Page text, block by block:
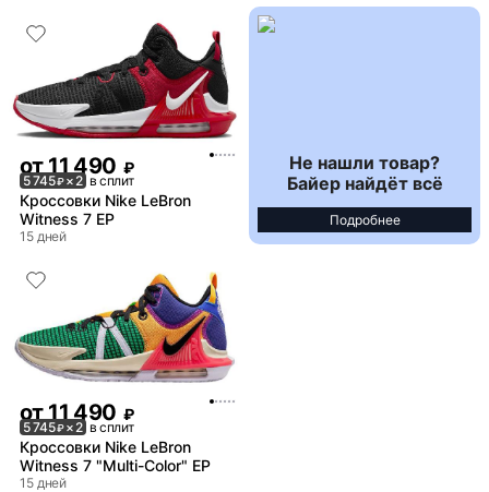
от11 490 ₽
5 745₽× 2 в сплит
Кроссовки Nike LeBron
Witness 7 EP
15 дней
Не нашли товар?
Байер найдёт всё
Подробнее
от 11 490 ₽
5 745₽× 2 в сплит
Кроссовки Nike LeBron
Witness 7 "Multi-Color" EP
15 дней